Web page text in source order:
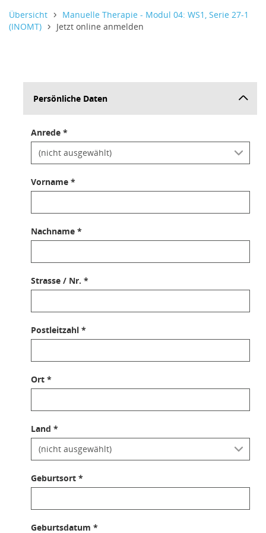
Übersicht
Manuelle Therapie - Modul 04: WS1, Serie 27-1
(INOMT)
Jetzt online anmelden
Persönliche Daten
Anrede *
Vorname *
Nachname *
Strasse / Nr. *
Postleitzahl *
Ort *
Land *
Geburtsort *
Geburtsdatum *